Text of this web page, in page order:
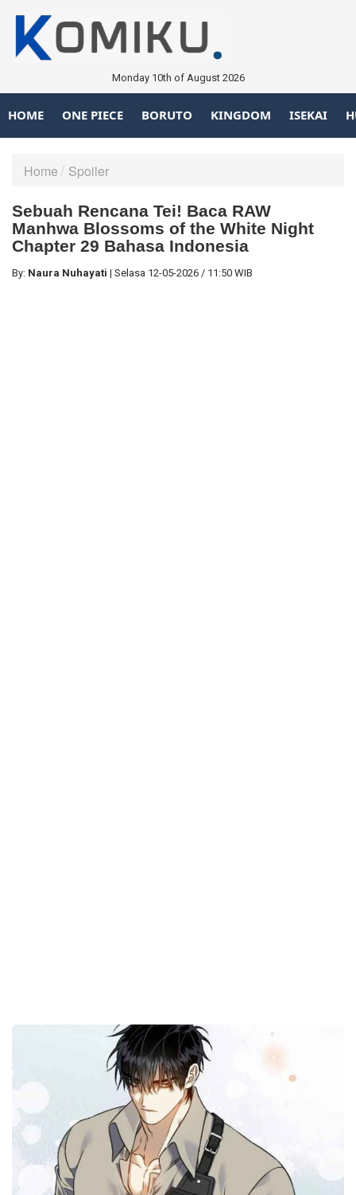
Monday 10th of August 2026
HOME ONE PIECE BORUTO KINGDOM ISEKAI
Home Spoiler
Sebuah Rencana Tei! Baca RAW
Manhwa Blossoms of the White Night
Chapter 29 Bahasa Indonesia
By: Naura Nuhayati | Selasa 12-05-2026 / 11:50 WIB